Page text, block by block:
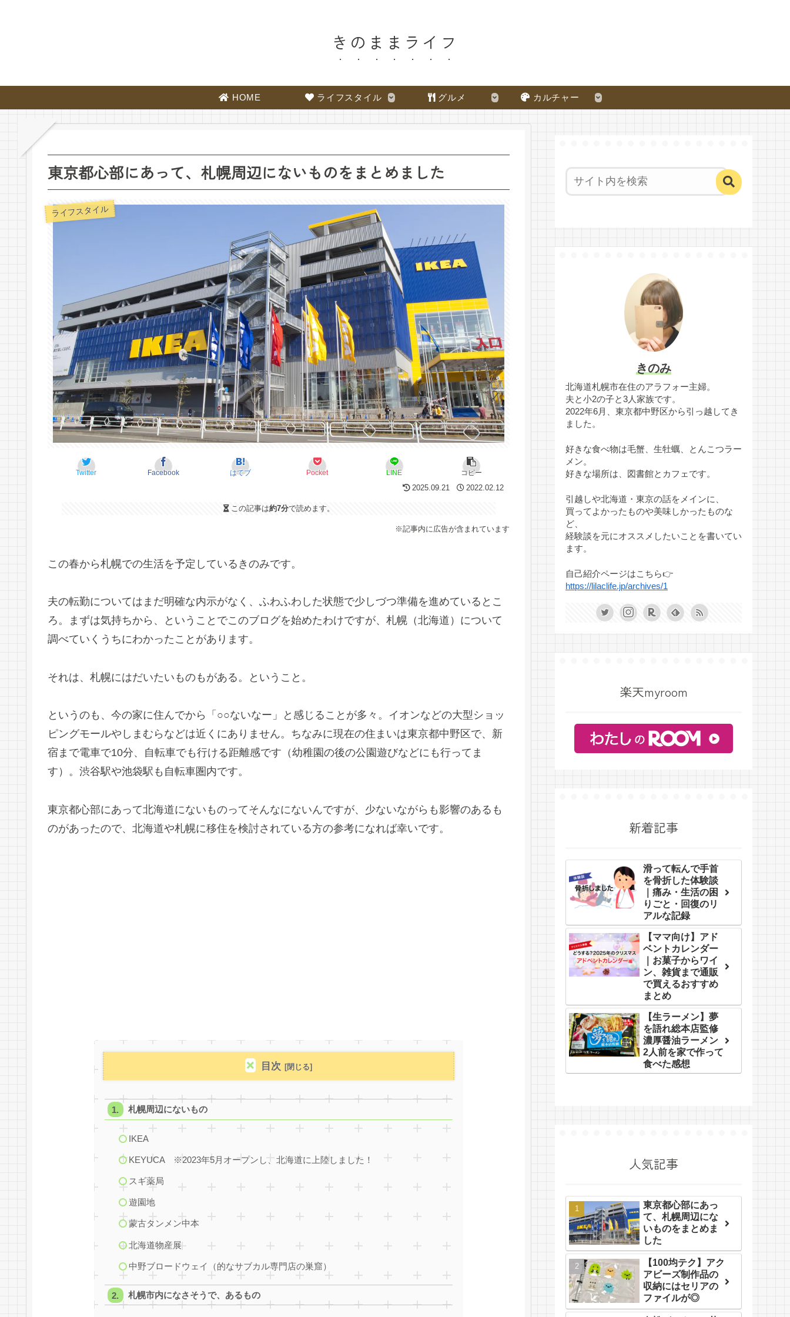
きのままライフ
HOME ライフスタイル グルメ カルチャー
東京都心部にあって、札幌周辺にないものをまとめました
ライフスタイル
Twitter Facebook はてブ Pocket LINE
コピー
2025.09.21
2022.02.12
この記事は約7分で読めます。
※記事内に広告が含まれています
この春から札幌での生活を予定しているきのみです。
夫の転勤についてはまだ明確な内示がなく、ふわふわした状態で少しづつ準備を進めているとこ
ろ。まずは気持ちから、ということでこのブログを始めたわけですが、札幌（北海道）について
調べていくうちにわかったことがあります。
それは、札幌にはだいたいものもがある。ということ。
というのも、今の家に住んでから「○○ないなー」と感じることが多々。イオンなどの大型ショッ
ピングモールやしまむらなどは近くにありません。ちなみに現在の住まいは東京都中野区で、新
宿まで電車で10分、自転車でも行ける距離感です（幼稚園の後の公園遊びなどにも行ってま
す）。渋谷駅や池袋駅も自転車圏内です。
東京都心部にあって北海道にないものってそんなにないんですが、少ないながらも影響のあるも
のがあったので、北海道や札幌に移住を検討されている方の参考になれば幸いです。
目次
札幌周辺にないもの
IKEA
KEYUCA ※2023年5月オープンし、北海道に上陸しました！
スギ薬局
遊園地
蒙古タンメン中本
北海道物産展
中野ブロードウェイ（的なサブカル専門店の巣窟）
札幌市内になさそうで、あるもの
きのみ
北海道札幌市在住のアラフォー主婦。
夫と小2の子と3人家族です。
2022年6月、東京都中野区から引っ越してき
ました。
好きな食べ物は毛蟹、生牡蠣、とんこつラー
メン。
好きな場所は、図書館とカフェです。
引越しや北海道・東京の話をメインに、
買ってよかったものや美味しかったものな
ど、
経験談を元にオススメしたいことを書いてい
ます。
自己紹介ページはこちら👉
https://lilaclife.jp/archives/1
楽天myroom
新着記事
滑って転んで手首
を骨折した体験談
｜痛み・生活の困
りごと・回復のリ
アルな記録
【ママ向け】アド
ベントカレンダー
｜お菓子からワイ
ン、雑貨まで通販
で買えるおすすめ
まとめ
【生ラーメン】夢
を語れ総本店監修
濃厚醤油ラーメン
2人前を家で作って
食べた感想
人気記事
東京都心部にあっ
て、札幌周辺にな
いものをまとめま
した
【100均テク】アク
アビーズ制作品の
収納にはセリアの
ファイルが◎